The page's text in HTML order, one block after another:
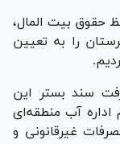
حقوق بیت المال،
را به تعیین
سند بستر این
به نام اداره آب منطقه‌ای
غیرقانونی و